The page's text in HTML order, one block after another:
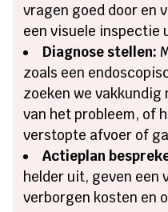
vragen goed door en
een visuele inspectie
Diagnose stellen:
zoals een
zoeken we
van het probleem, of
verstopte afvoer of
Actieplan
helder uit, geven een
verborgen kosten en